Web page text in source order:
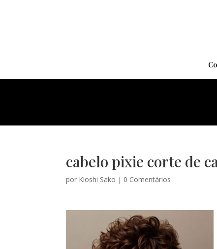
cabelo pixie corte de
por Kioshi Sako | 0 Comentários